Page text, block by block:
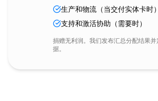
生产和物流（当交付实体卡时）
支持和激活协助（需要时）
捐赠无利润。我们发布汇总分配结果
据。